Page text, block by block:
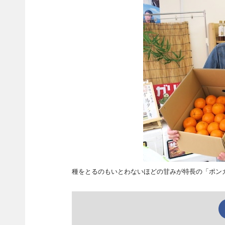
種をとるのもいとわないほどの甘みが特長の「ポン